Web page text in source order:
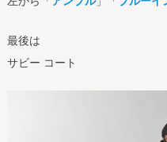
最後は
サビー コート